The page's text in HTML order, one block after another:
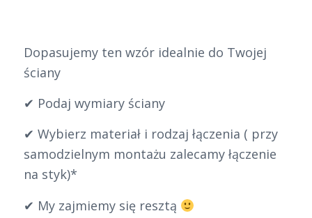
Dopasujemy ten wzór idealnie do Twojej
ściany
✔ Podaj wymiary ściany
✔ Wybierz materiał i rodzaj łączenia ( przy
samodzielnym montażu zalecamy łączenie
na styk)*
✔ My zajmiemy się resztą